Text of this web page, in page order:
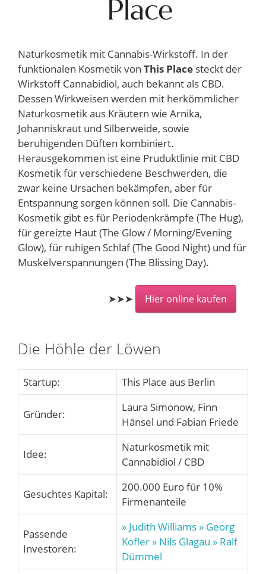
Naturkosmetik mit Cannabis-Wirkstoff. In der
funktionalen Kosmetik von This Place steckt der
Wirkstoff Cannabidiol, auch bekannt als CBD.
Dessen Wirkweisen werden mit herkömmlicher
Naturkosmetik aus Kräutern wie Arnika,
Johanniskraut und Silberweide, sowie
beruhigenden Düften kombiniert.
Herausgekommen ist eine Pruduktlinie mit CBD
Kosmetik für verschiedene Beschwerden, die
zwar keine Ursachen bekämpfen, aber für
Entspannung sorgen können soll. Die Cannabis-
Kosmetik gibt es für Periodenkrämpfe (The Hug),
für gereizte Haut (The Glow / Morning/Evening
Glow), für ruhigen Schlaf (The Good Night) und für
Muskelverspannungen (The Blissing Day).
➤➤➤ Hier online kaufen
Die Höhle der Löwen
Startup: This Place aus Berlin
Gründer:
Laura Simonow, Finn
Hänsel und Fabian Friede
Idee:
Naturkosmetik mit
Cannabidiol / CBD
Gesuchtes Kapital:
200.000 Euro für 10%
Firmenanteile
Passende
Investoren:
» Judith Williams » Georg
Kofler » Nils Glagau » Ralf
Dümmel